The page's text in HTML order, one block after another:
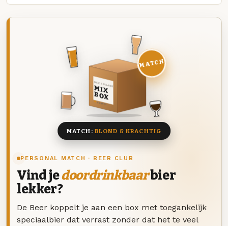
PERSONAL MATCH · BEER CLUB
Vind jedoordrinkbaarbier
lekker?
De Beer koppelt je aan een box met toegankelijk
speciaalbier dat verrast zonder dat het te veel
DEZE MAAND
MIX
BOX
8 BIEREN
MATCH
MATCH: BLOND & KRACHTIG